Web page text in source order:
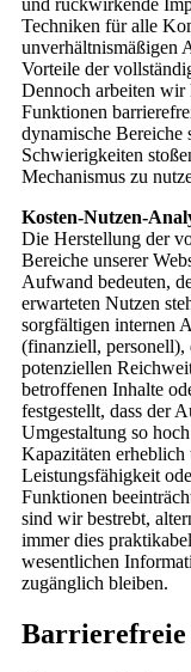
Techniken für alle
unverhältnismäßigen
Vorteile der
Dennoch arbeiten wir
Funktionen
dynamische Bereiche
Schwierigkeiten
Mechanismus zu
Kosten-Nutzen-
Die Herstellung der
Bereiche unserer
Aufwand bedeuten,
erwarteten Nutzen
sorgfältigen internen
(finanziell, personell),
potenziellen
betroffenen Inhalte
festgestellt, dass der
Umgestaltung so
Kapazitäten erheblich
Leistungsfähigkeit
Funktionen
sind wir bestrebt,
immer dies
wesentlichen
zugänglich bleiben.